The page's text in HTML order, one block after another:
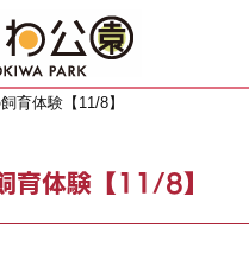
育体験【11/8】
育体験【11/8】